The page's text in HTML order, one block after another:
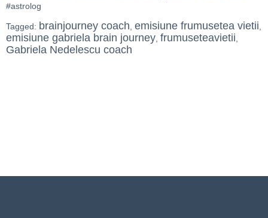
#astrolog
Tagged: brainjourney coach emisiune frumusetea vietii
emisiune gabriela brain journey frumuseteavietii
Gabriela Nedelescu coach